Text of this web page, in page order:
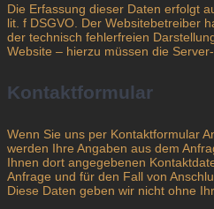
Die Erfassung dieser Daten erfolgt
lit. f DSGVO. Der Websitebetreiber
der technisch fehlerfreien
Website – hierzu müssen die
Kontaktformular
Wenn Sie uns per Kontaktformular
werden Ihre Angaben aus dem
Ihnen dort angegebenen
Anfrage und für den Fall von
Diese Daten geben wir nicht ohne